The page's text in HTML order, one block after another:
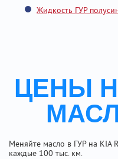
Жидкость ГУР
ЦЕНЫ
Меняйте масло в ГУР на KIA
каждые 100 тыс. км.